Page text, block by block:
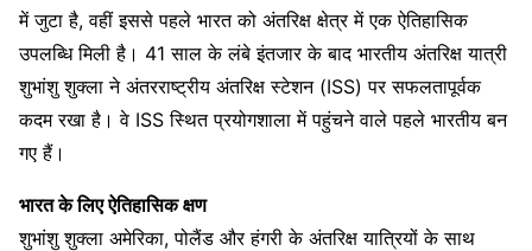
में जुटा है, वहीं इससे पहले भारत को अंतरिक्ष क्षेत्र में एक ऐतिहासिक
उपलब्धि मिली है। 41 साल के लंबे इंतजार के बाद भारतीय अंतरिक्ष यात्री
शुभांशु शुक्ला ने अंतरराष्ट्रीय अंतरिक्ष स्टेशन (ISS) पर सफलतापूर्वक
कदम रखा है। वे ISS स्थित प्रयोगशाला में पहुंचने वाले पहले भारतीय बन
गए हैं।
भारत के लिए ऐतिहासिक क्षण
शुभांशु शुक्ला अमेरिका, पोलैंड और हंगरी के अंतरिक्ष यात्रियों के साथ